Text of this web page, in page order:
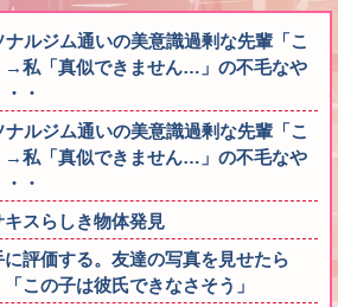
ルジム通いの美意識過剰な先輩「こ
→私「真似できません…」の不毛なや
・
ルジム通いの美意識過剰な先輩「こ
→私「真似できません…」の不毛なや
・
スらしき物体発見
評価する。友達の写真を見せたら
この子は彼氏できなさそう」